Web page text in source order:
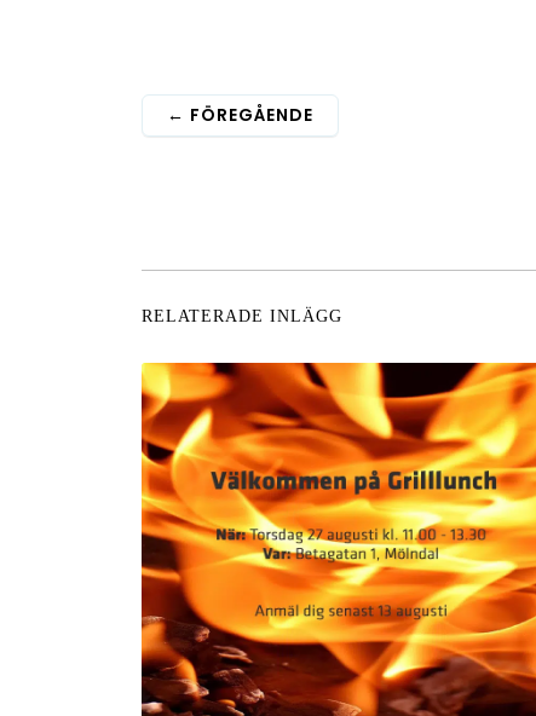
← FÖREGÅENDE
RELATERADE INLÄGG